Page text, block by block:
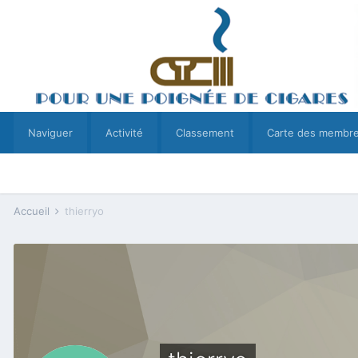
Naviguer Activité Classement Carte des
Accueil thierryo